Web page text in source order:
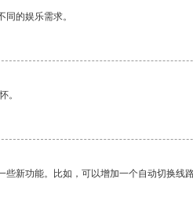
的娱乐需求。
。
新功能。比如，可以增加一个自动切换线